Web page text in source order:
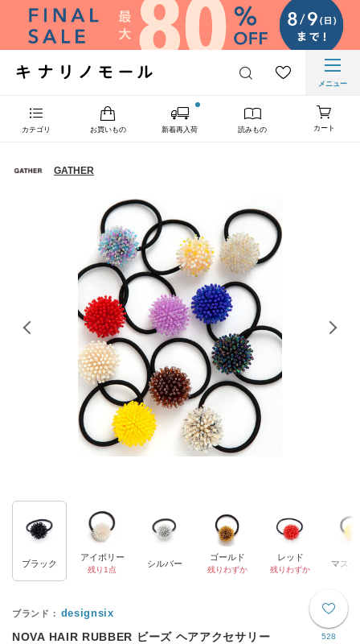
メニュー
カテゴリ お買いもの 新着再入荷 読みもの カート
GATHER
ブラック
アイボリー
残り1点
シルバー
ゴールド
残りわずか
レッド
残りわずか
マスタ
528
designsix
NOVA HAIR RUBBER ビーズ ヘアアクセサリー